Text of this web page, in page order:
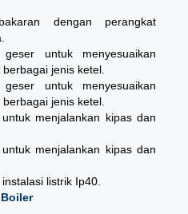
dengan perangkat
untuk menyesuaikan
jenis ketel.
untuk menyesuaikan
jenis ketel.
menjalankan kipas dan
menjalankan kipas dan
listrik Ip40.